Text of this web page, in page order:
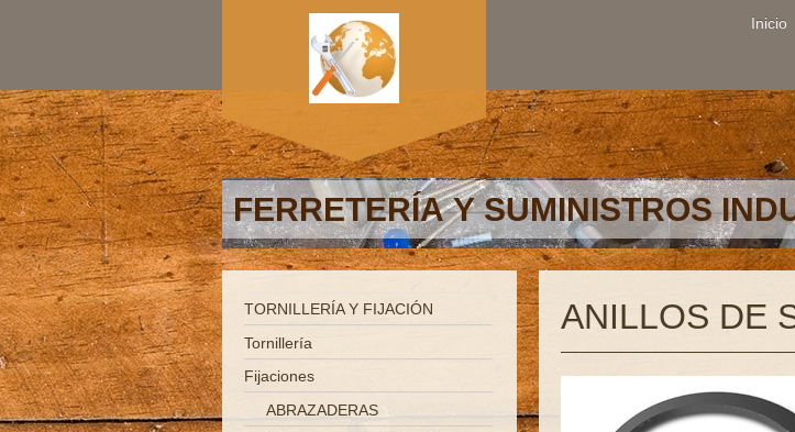
Inicio
FERRETERÍA Y SUMINISTROS
ANILLOS DE
TORNILLERÍA Y FIJACIÓN
Tornillería
Fijaciones
ABRAZADERAS